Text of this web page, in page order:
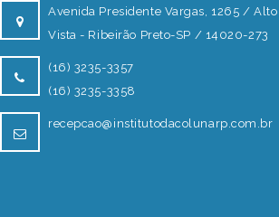
Avenida Presidente Vargas, 1265 / Alto
Vista - Ribeirão Preto-SP / 14020-273
(16) 3235-3357
(16) 3235-3358
recepcao@institutodacolunarp.com.br